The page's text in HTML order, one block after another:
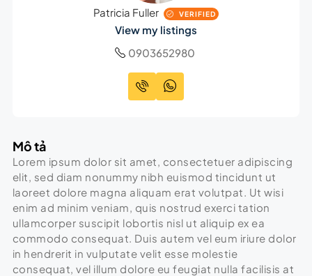
Patricia Fuller VERIFIED
View my listings
0903652980
Mô tả
Lorem ipsum dolor sit amet, consectetuer adipiscing
elit, sed diam nonummy nibh euismod tincidunt ut
laoreet dolore magna aliquam erat volutpat. Ut wisi
enim ad minim veniam, quis nostrud exerci tation
ullamcorper suscipit lobortis nisl ut aliquip ex ea
commodo consequat. Duis autem vel eum iriure dolor
in hendrerit in vulputate velit esse molestie
consequat, vel illum dolore eu feugiat nulla facilisis at